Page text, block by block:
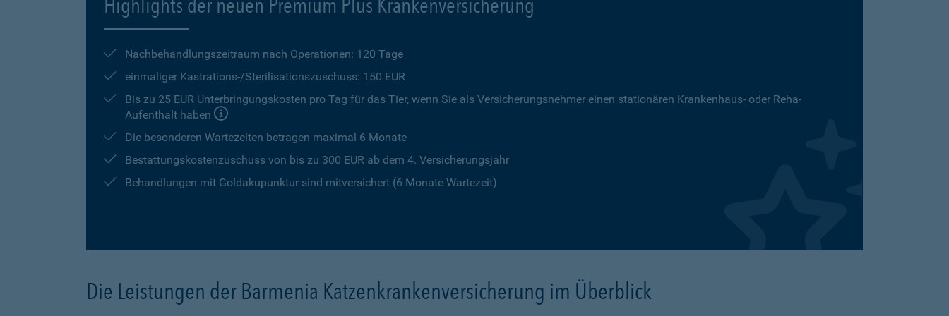
Nachbehandlungszeitraum nach Operationen: 120 Tage
einmaliger Kastrations-/Sterilisationszuschuss: 150 EUR
Bis zu 25 EUR Unterbringungskosten pro Tag für das Tier, wenn Sie als Versicherungsnehmer einen stationären Krankenhaus- oder Reha-
Aufenthalt haben
Die besonderen Wartezeiten betragen maximal 6 Monate
Bestattungskostenzuschuss von bis zu 300 EUR ab dem 4. Versicherungsjahr
Behandlungen mit Goldakupunktur sind mitversichert (6 Monate Wartezeit)
Die Leistungen der Barmenia Katzenkrankenversicherung im Überblick